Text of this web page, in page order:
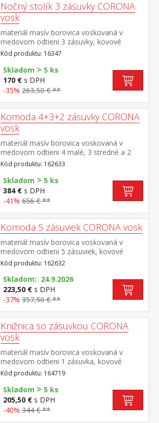
Nočný stolík 3 zásuvky CORONA
vosk
materiál masív borovica voskovaná v
medovom odtieni 3 zásuvky, kovové
ozdobné úchytky súčasť zostavy Corona
Kód produktu: 16347
Skladom > 5 ks
170 € s DPH
-35% 263,50 € **
Komoda 4+3+2 zásuvky CORONA
vosk
materiál masív borovica voskovaná v
medovom odtieni 4 malé, 3 stredné a 2
veľké zásuvky, kovové ozdobné úchytky
súčasť zostavy Corona
Kód produktu: 162633
Skladom > 5 ks
384 € s DPH
-41% 656 € **
Komoda 5 zásuviek CORONA vosk
materiál masív borovica voskovaná v
medovom odtieni 5 zásuviek, kovové
ozdobné úchytky súčasť zostavy Corona
Kód produktu: 162632
Skladom: 24.9.2026
223,50 € s DPH
-37% 357,50 € **
Knižnica so zásuvkou CORONA
vosk
materiál masív borovica voskovaná v
medovom odtieni 1 zásuvka, kovové
ozdobné úchytky súčasť zostavy Corona
Kód produktu: 164719
Skladom > 5 ks
205,50 € s DPH
-40% 344 € **